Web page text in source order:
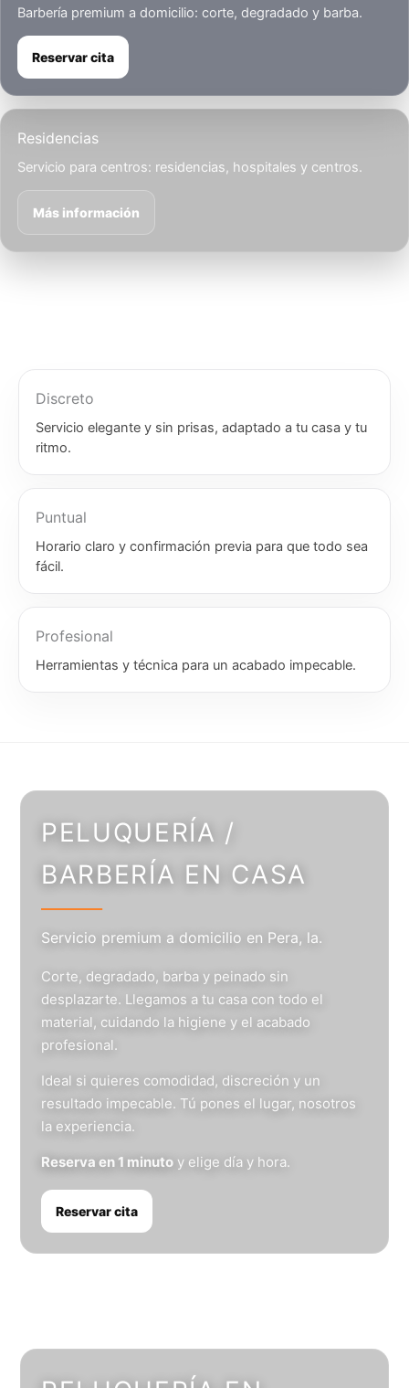
Barbería premium a domicilio: corte, degradado y barba.
Reservar cita
Residencias
Servicio para centros: residencias, hospitales y centros.
Más información
Discreto
Servicio elegante y sin prisas, adaptado a tu casa y tu
ritmo.
Puntual
Horario claro y confirmación previa para que todo sea
fácil.
Profesional
Herramientas y técnica para un acabado impecable.
PELUQUERÍA /
BARBERÍA EN CASA
Servicio premium a domicilio en Pera, la.
Corte, degradado, barba y peinado sin
desplazarte. Llegamos a tu casa con todo el
material, cuidando la higiene y el acabado
profesional.
Ideal si quieres comodidad, discreción y un
resultado impecable. Tú pones el lugar, nosotros
la experiencia.
Reserva en 1 minuto y elige día y hora.
Reservar cita